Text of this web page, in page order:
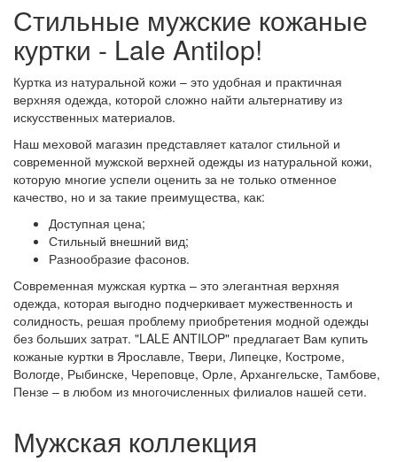
Стильные мужские кожаные
куртки - Lale Antilop!
Куртка из натуральной кожи – это удобная и практичная
верхняя одежда, которой сложно найти альтернативу из
искусственных материалов.
Наш меховой магазин представляет каталог стильной и
современной мужской верхней одежды из натуральной кожи,
которую многие успели оценить за не только отменное
качество, но и за такие преимущества, как:
Доступная цена;
Стильный внешний вид;
Разнообразие фасонов.
Современная мужская куртка – это элегантная верхняя
одежда, которая выгодно подчеркивает мужественность и
солидность, решая проблему приобретения модной одежды
без больших затрат. "LALE ANTILOP" предлагает Вам купить
кожаные куртки в Ярославле, Твери, Липецке, Костроме,
Вологде, Рыбинске, Череповце, Орле, Архангельске, Тамбове,
Пензе – в любом из многочисленных филиалов нашей сети.
Мужская коллекция